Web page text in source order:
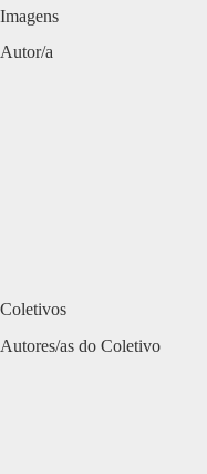
Imagens
Autor/a
Coletivos
Autores/as do Coletivo